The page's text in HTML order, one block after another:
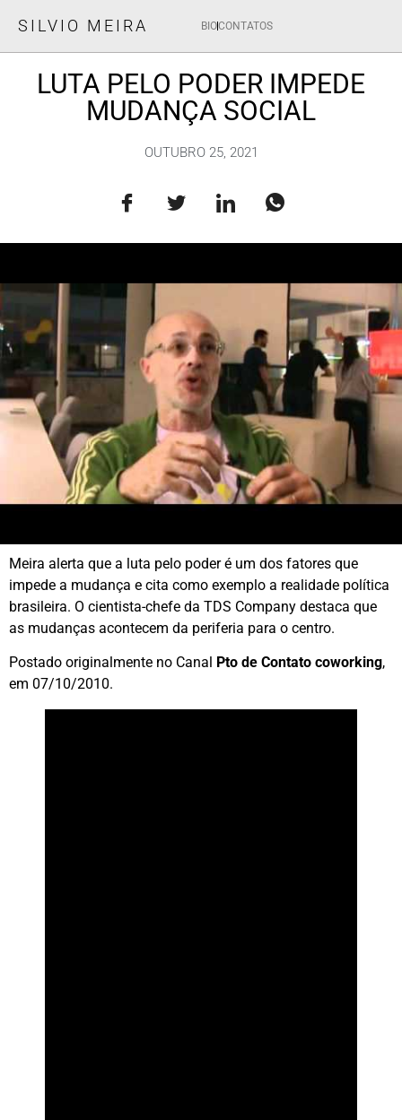
SILVIO MEIRA BIOCONTATOS
LUTA PELO PODER IMPEDE
MUDANÇA SOCIAL
OUTUBRO 25, 2021
Meira alerta que a luta pelo poder é um dos fatores que
impede a mudança e cita como exemplo a realidade política
brasileira. O cientista-chefe da TDS Company destaca que
as mudanças acontecem da periferia para o centro.
Postado originalmente no Canal Pto de Contato coworking,
em 07/10/2010.